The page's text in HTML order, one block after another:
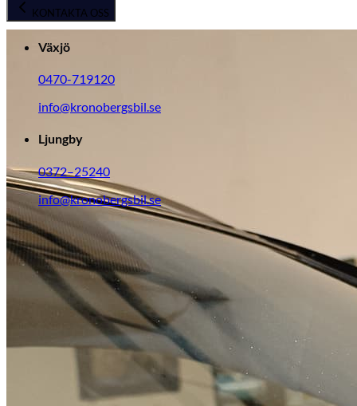
Byte av vindruta
KONTAKTA OSS
Växjö
0470-719120
info@kronobergsbil.se
Ljungby
0372–25240
info@kronobergsbil.se